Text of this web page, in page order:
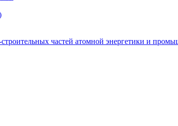
частей атомной энергетики и